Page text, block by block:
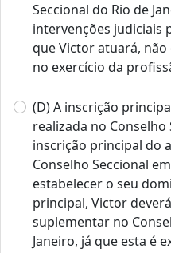
Seccional do Rio de
intervenções judiciais
que Victor atuará,
no exercício da
(D) A inscrição
realizada no Conselho
inscrição principal do
Conselho Seccional
estabelecer o seu
principal, Victor
suplementar no
Janeiro, já que esta é